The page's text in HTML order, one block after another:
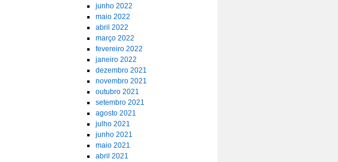
junho 2022
maio 2022
abril 2022
março 2022
fevereiro 2022
janeiro 2022
dezembro 2021
novembro 2021
outubro 2021
setembro 2021
agosto 2021
julho 2021
junho 2021
maio 2021
abril 2021